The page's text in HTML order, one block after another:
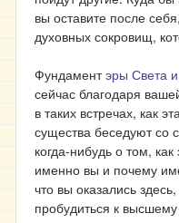
вы оставите после
духовных сокровищ,
Фундаментэры Света
сейчас благодаря
в таких встречах, как
существа беседуют со
когда-нибудь о том,
именно вы и почему
что вы оказались
пробудиться к